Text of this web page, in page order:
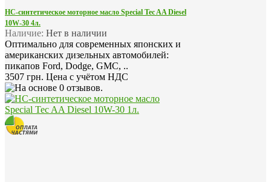
НС-синтетическое моторное масло Special Tec AA Diesel
10W-30 4л.
Наличие: Нет в наличии
Оптимально для современных японских и
американских дизельных автомобилей:
пикапов Ford, Dodge, GMC, ..
3507 грн. Цена с учётом НДС